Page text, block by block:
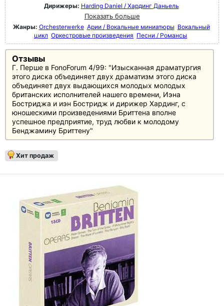
Дирижеры: Harding Daniel / Хардинг Даньель
Показать больше
Жанры: Orchesterwerke Арии / Вокальные миниатюры Вокальный
цикл Оркестровые произведения Песни / Романсы
Отзывы
Г. Перше в FonoForum 4/99: "Изысканная драматургия
этого диска объединяет двух драматизм этого диска
объединяет двух выдающихся молодых молодых
британских исполнителей нашего времени, Иэна
Бостриджа и иэн Бостридж и дирижер Хардинг, с
юношескими произведениями Бриттена вполне
успешное предприятие, труд любви к молодому
Бенджамину Бриттену"
Хит продаж